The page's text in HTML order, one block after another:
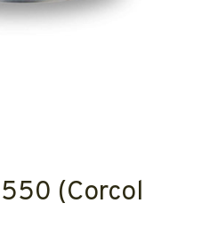
(Corcol